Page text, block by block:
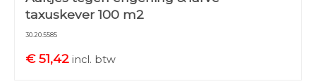
taxuskever 100 m2
30.20.5585
€51,42 incl. btw